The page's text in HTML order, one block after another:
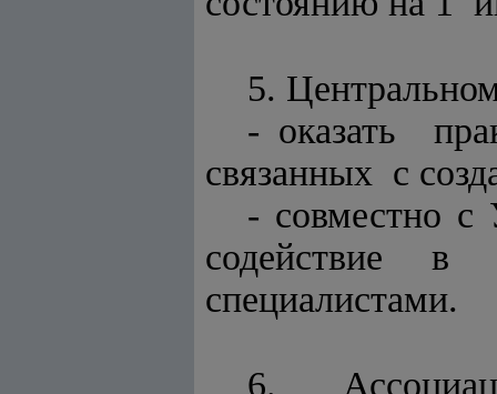
5.
- оказать
связанных с
- совместно с
содействие в
специалистами.
6.